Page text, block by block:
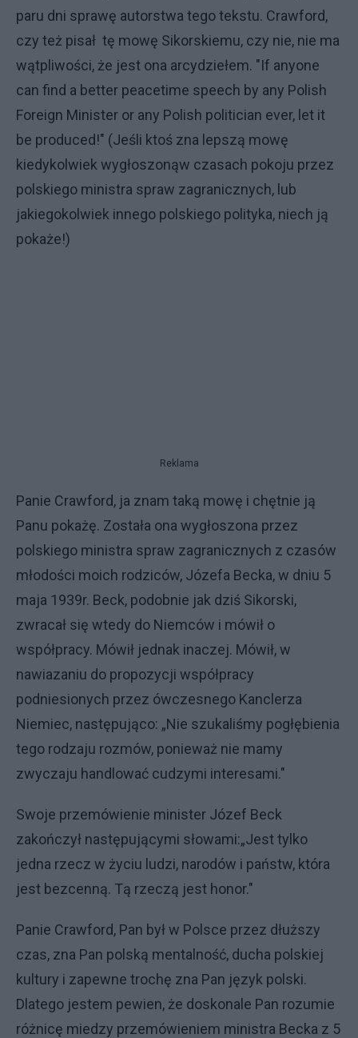
paru dni sprawę autorstwa tego tekstu. Crawford,
czy też pisał tę mowę Sikorskiemu, czy nie, nie ma
wątpliwości, że jest ona arcydziełem. "If anyone
can find a better peacetime speech by any Polish
Foreign Minister or any Polish politician ever, let it
be produced!" (Jeśli ktoś zna lepszą mowę
kiedykolwiek wygłoszonąw czasach pokoju przez
polskiego ministra spraw zagranicznych, lub
jakiegokolwiek innego polskiego polityka, niech ją
pokaże!)
Reklama
Panie Crawford, ja znam taką mowę i chętnie ją
Panu pokażę. Została ona wygłoszona przez
polskiego ministra spraw zagranicznych z czasów
młodości moich rodziców, Józefa Becka, w dniu 5
maja 1939r. Beck, podobnie jak dziś Sikorski,
zwracał się wtedy do Niemców i mówił o
współpracy. Mówił jednak inaczej. Mówił, w
nawiazaniu do propozycji współpracy
podniesionych przez ówczesnego Kanclerza
Niemiec, następująco: „Nie szukaliśmy pogłębienia
tego rodzaju rozmów, ponieważ nie mamy
zwyczaju handlować cudzymi interesami."
Swoje przemówienie minister Józef Beck
zakończył następującymi słowami:„Jest tylko
jedna rzecz w życiu ludzi, narodów i państw, która
jest bezcenną. Tą rzeczą jest honor."
Panie Crawford, Pan był w Polsce przez dłuższy
czas, zna Pan polską mentalność, ducha polskiej
kultury i zapewne trochę zna Pan język polski.
Dlatego jestem pewien, że doskonale Pan rozumie
różnicę miedzy przemówieniem ministra Becka z 5